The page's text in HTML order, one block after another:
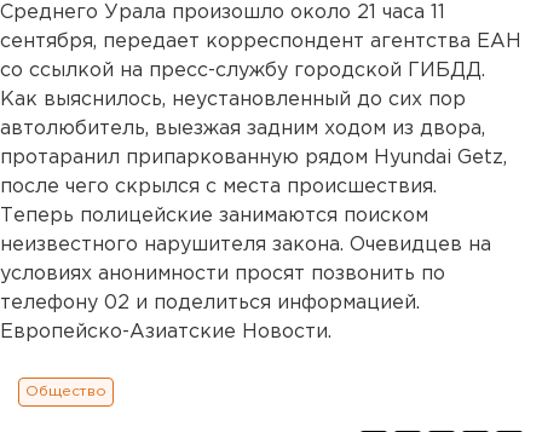
Среднего Урала произошло около 21 часа 11
сентября, передает корреспондент агентства ЕАН
со ссылкой на пресс-службу городской ГИБДД.
Как выяснилось, неустановленный до сих пор
автолюбитель, выезжая задним ходом из двора,
протаранил припаркованную рядом Hyundai Getz,
после чего скрылся с места происшествия.
Теперь полицейские занимаются поиском
неизвестного нарушителя закона. Очевидцев на
условиях анонимности просят позвонить по
телефону 02 и поделиться информацией.
Европейско-Азиатские Новости.
Общество